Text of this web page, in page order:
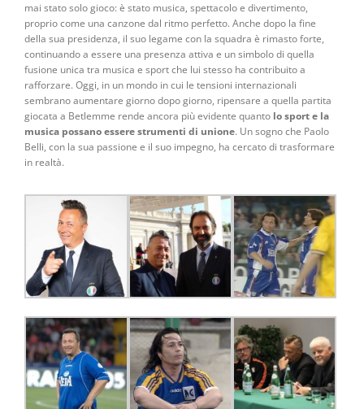
mai stato solo gioco: è stato musica, spettacolo e divertimento,
proprio come una canzone dal ritmo perfetto. Anche dopo la fine
della sua presidenza, il suo legame con la squadra è rimasto forte,
continuando a essere una presenza attiva e un simbolo di quella
fusione unica tra musica e sport che lui stesso ha contribuito a
rafforzare. Oggi, in un mondo in cui le tensioni internazionali
sembrano aumentare giorno dopo giorno, ripensare a quella partita
giocata a Betlemme rende ancora più evidente quanto lo sport e la
musica possano essere strumenti di unione. Un sogno che Paolo
Belli, con la sua passione e il suo impegno, ha cercato di trasformare
in realtà.